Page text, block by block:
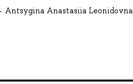
Antsygina Anastasiia Leonidovna